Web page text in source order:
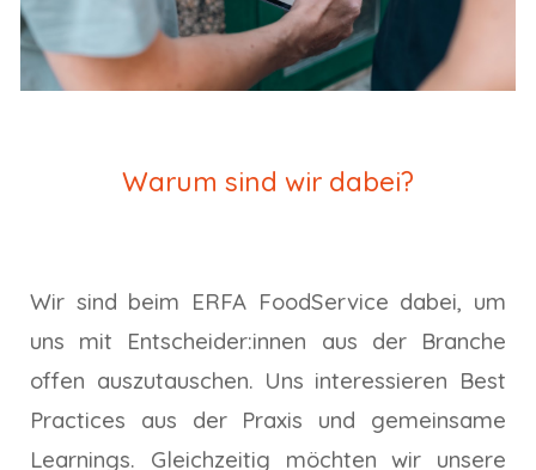
Warum sind wir dabei?
Wir sind beim ERFA FoodService dabei, um
uns mit Entscheider:innen aus der Branche
offen auszutauschen. Uns interessieren Best
Practices aus der Praxis und gemeinsame
Learnings. Gleichzeitig möchten wir unsere